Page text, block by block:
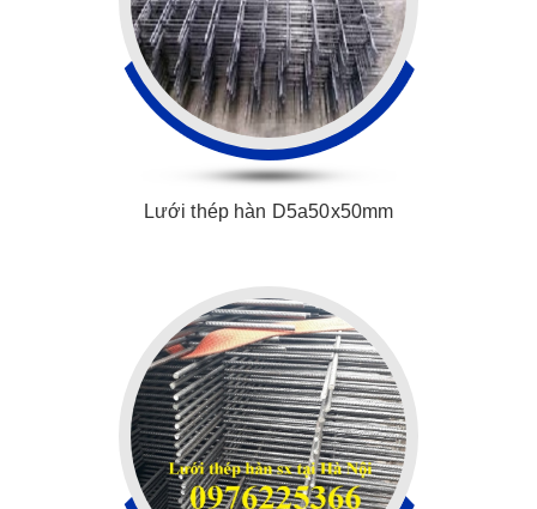
Lưới thép hàn D5a50x50mm